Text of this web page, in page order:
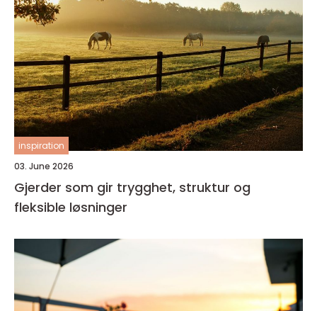
inspiration
03. June 2026
Gjerder som gir trygghet, struktur og
fleksible løsninger